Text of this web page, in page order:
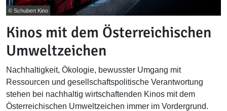
© Schubert Kino
Kinos mit dem Österreichischen
Umweltzeichen
Nachhaltigkeit, Ökologie, bewusster Umgang mit
Ressourcen und gesellschaftspolitische Verantwortung
stehen bei nachhaltig wirtschaftenden Kinos mit dem
Österreichischen Umweltzeichen immer im Vordergrund.